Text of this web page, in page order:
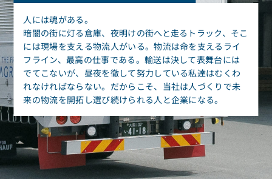
人には魂がある。
暗闇の街に灯る倉庫、夜明けの街へと走るトラック、そこ
には現場を支える物流人がいる。物流は命を支えるライ
フライン、最高の仕事である。輸送は決して表舞台には
でてこないが、昼夜を徹して努力している私達はむくわ
れなければならない。だからこそ、当社は人づくりで未
来の物流を開拓し選び続けられる人と企業になる。